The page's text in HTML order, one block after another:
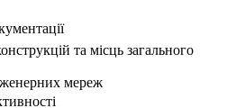
та місць загального
мереж